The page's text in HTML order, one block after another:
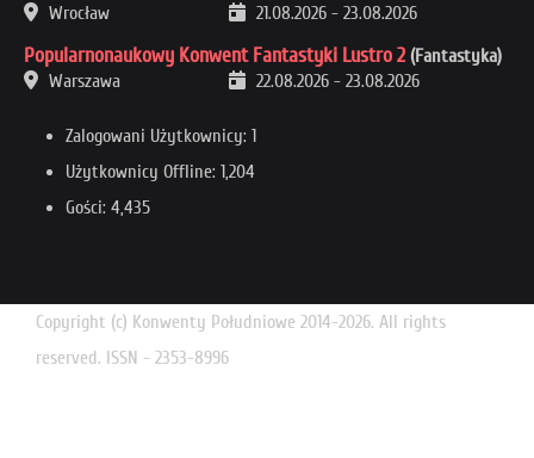
Wrocław
21.08.2026 - 23.08.2026
Popularnonaukowy Konwent Fantastyki Lustro 2 (Fantastyka)
Warszawa
22.08.2026 - 23.08.2026
Zalogowani Użytkownicy: 1
Użytkownicy Offline: 1,204
Gości: 4,435
Copyright (c) Konwenty Południowe 2014-2026. All rights
reserved. ISSN - 2353-8996